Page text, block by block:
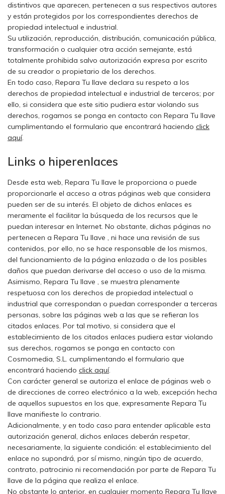
distintivos que aparecen, pertenecen a sus respectivos autores
y están protegidos por los correspondientes derechos de
propiedad intelectual e industrial.
Su utilización, reproducción, distribución, comunicación pública,
transformación o cualquier otra acción semejante, está
totalmente prohibida salvo autorización expresa por escrito
de su creador o propietario de los derechos.
En todo caso, Repara Tu llave declara su respeto a los
derechos de propiedad intelectual e industrial de terceros; por
ello, si considera que este sitio pudiera estar violando sus
derechos, rogamos se ponga en contacto con Repara Tu llave
cumplimentando el formulario que encontrará haciendo click
aquí.
Links o hiperenlaces
Desde esta web, Repara Tu llave le proporciona o puede
proporcionarle el acceso a otras páginas web que considera
pueden ser de su interés. El objeto de dichos enlaces es
meramente el facilitar la búsqueda de los recursos que le
puedan interesar en Internet. No obstante, dichas páginas no
pertenecen a Repara Tu llave , ni hace una revisión de sus
contenidos, por ello, no se hace responsable de los mismos,
del funcionamiento de la página enlazada o de los posibles
daños que puedan derivarse del acceso o uso de la misma.
Asimismo, Repara Tu llave , se muestra plenamente
respetuosa con los derechos de propiedad intelectual o
industrial que correspondan o puedan corresponder a terceras
personas, sobre las páginas web a las que se refieran los
citados enlaces. Por tal motivo, si considera que el
establecimiento de los citados enlaces pudiera estar violando
sus derechos, rogamos se ponga en contacto con
Cosmomedia, S.L. cumplimentando el formulario que
encontrará haciendo click aquí.
Con carácter general se autoriza el enlace de páginas web o
de direcciones de correo electrónico a la web, excepción hecha
de aquellos supuestos en los que, expresamente Repara Tu
llave manifieste lo contrario.
Adicionalmente, y en todo caso para entender aplicable esta
autorización general, dichos enlaces deberán respetar,
necesariamente, la siguiente condición: el establecimiento del
enlace no supondrá, por sí mismo, ningún tipo de acuerdo,
contrato, patrocinio ni recomendación por parte de Repara Tu
llave de la página que realiza el enlace.
No obstante lo anterior, en cualquier momento Repara Tu llave